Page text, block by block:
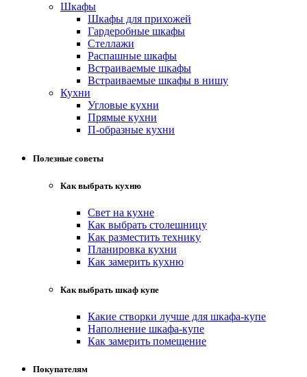
Шкафы
Шкафы для прихожей
Гардеробные шкафы
Стеллажи
Распашные шкафы
Встраиваемые шкафы
Встраиваемые шкафы в нишу
Кухни
Угловые кухни
Прямые кухни
П-образные кухни
Полезные советы
Как выбрать кухню
Свет на кухне
Как выбрать столешницу
Как разместить технику
Планировка кухни
Как замерить кухню
Как выбрать шкаф купе
Какие створки лучше для шкафа-купе
Наполнение шкафа-купе
Как замерить помещение
Покупателям